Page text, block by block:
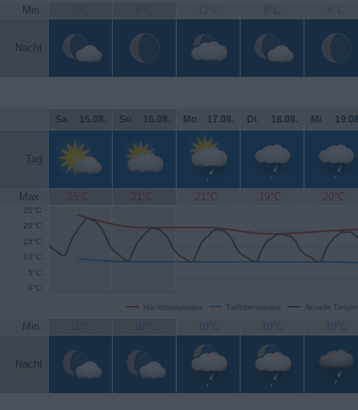
Min. 7°C 8°C 12°C 8°C 6°C
Nacht
Sa. 15.08. So. 16.08. Mo. 17.08. Di. 18.08. Mi.
Tag
Max. 25°C 21°C 21°C 19°C 20°C
Höchsttemperatur Tiefsttemperatur Aktuelle
0°C
5°C
10°C
15°C
20°C
25°C
Min. 11°C 10°C 10°C 10°C 10°C
Nacht